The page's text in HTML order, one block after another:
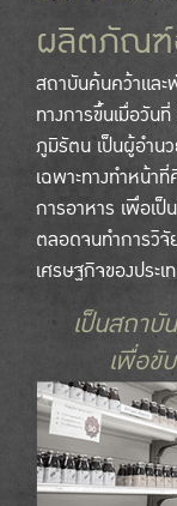
ผลิตภัณฑ์
สถาบันค้นคว้าแล
ทางการขึ้นเมื่อวัน
ภูมิรัตน เป็นผู้อำน
เฉพาะทางทำหน้า
การอาหาร เพื่อเ
ตลอดจนทำการวิ
เศรษฐกิจของประ
เป็นสถา
เพื่อขั